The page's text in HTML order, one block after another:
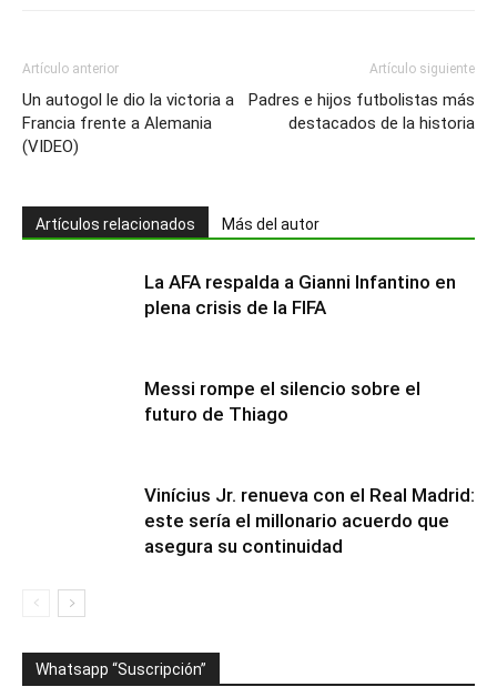
Artículo anterior
Un autogol le dio la victoria a
Francia frente a Alemania
(VIDEO)
Artículo siguiente
Padres e hijos futbolistas más
destacados de la historia
Artículos relacionados Más del autor
La AFA respalda a Gianni Infantino en
plena crisis de la FIFA
Messi rompe el silencio sobre el
futuro de Thiago
Vinícius Jr. renueva con el Real Madrid:
este sería el millonario acuerdo que
asegura su continuidad
Whatsapp “Suscripción”